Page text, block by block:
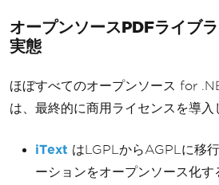
オープンソースPDFライブ
実態
ほぼすべてのオープンソース for
は、最終的に商用ライセンスを導入
iText はLGPLからAGPLに移
ーションをオープンソース化